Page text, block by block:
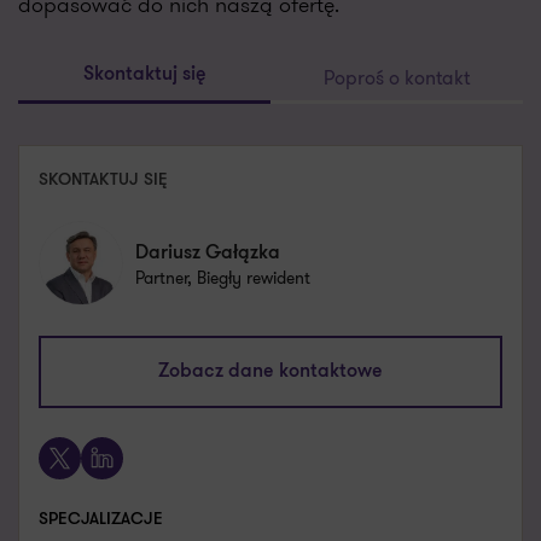
Skontaktuj się Poproś o kontakt
SKONTAKTUJ SIĘ
Dariusz Gałązka
Partner, Biegły rewident
Zobacz dane kontaktowe
X LinkedIn
SPECJALIZACJE